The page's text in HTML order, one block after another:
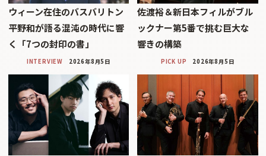
ウィーン在住のバスバリトン
平野和が語る混沌の時代に響
く「7つの封印の書」
INTERVIEW 2026年8月5日
佐渡裕＆新日本フィルがブル
ックナー第5番で挑む巨大な
響きの構築
PICK UP 2026年8月5日